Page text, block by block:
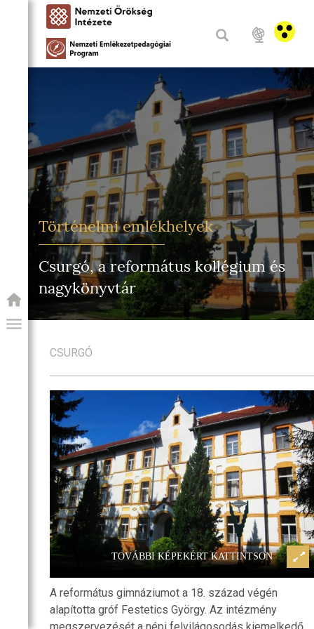
PROGRAM
Történelmi emlékhelyek
Csurgó, a református kollégium és
nagykönyvtár
CSURGÓ
TOVÁBBI KÉPEKÉRT KATTINTSON
Csurgó, a református
nagykönyvtár
A református gimnáziumot a 18. század végén
alapította gróf Festetics György. Az intézmény